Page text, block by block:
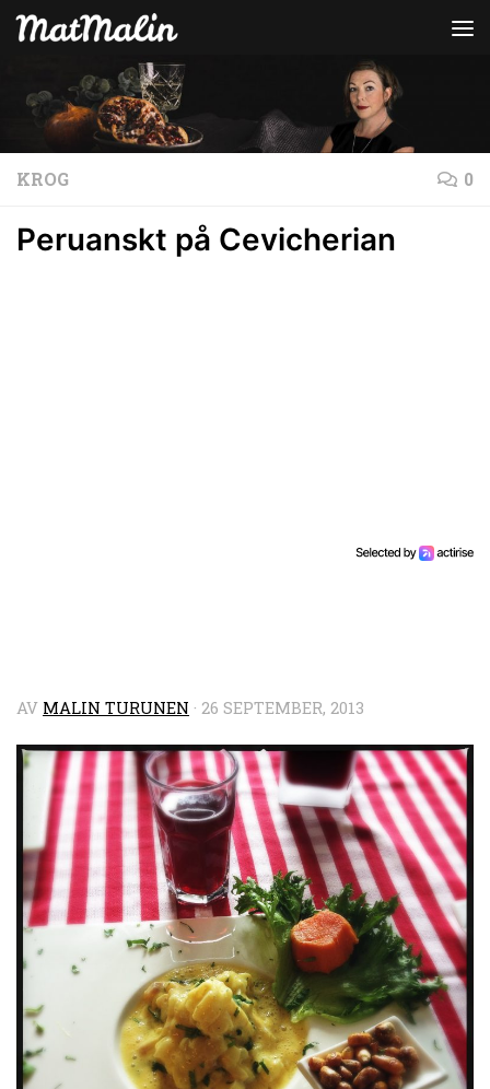
Hoppa till innehåll
KROG 0
Peruanskt på Cevicherian
AV MALIN TURUNEN · 26 SEPTEMBER, 2013